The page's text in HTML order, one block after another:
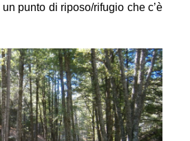
punto di riposo/rifugio che c’è